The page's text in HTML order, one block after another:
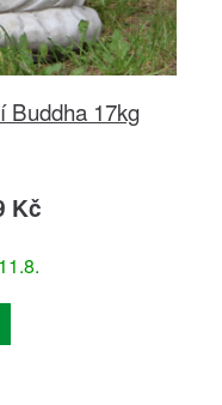
Buddha 17kg
Kč